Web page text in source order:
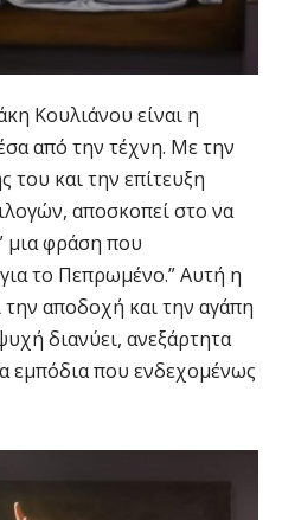
Κουλιάνου είναι η
από την τέχνη. Με την
του και την επίτευξη
αποσκοπεί στο να
μια φράση που
το Πεπρωμένο.” Αυτή η
αποδοχή και την αγάπη
διανύει, ανεξάρτητα
εμπόδια που ενδεχομένως